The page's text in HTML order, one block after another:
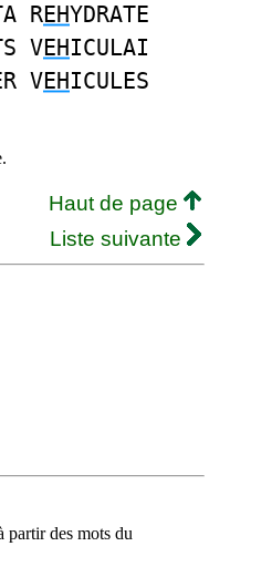
REHYDRATE
VEHICULAI
VEHICULES
Haut de page
Liste suivante
partir des mots du